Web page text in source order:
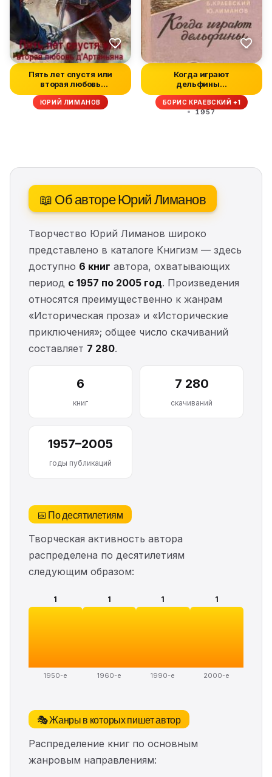
Пять лет спустя или
вторая любовь
д'Артаньяна
ЮРИЙ ЛИМАНОВ
Когда играют
дельфины…
БОРИС КРАЕВСКИЙ +1
1957
📖 Об авторе Юрий Лиманов
Творчество Юрий Лиманов широко
представлено в каталоге Книгизм — здесь
доступно 6 книг автора, охватывающих
период с 1957 по 2005 год. Произведения
относятся преимущественно к жанрам
«Историческая проза» и «Исторические
приключения»; общее число скачиваний
составляет 7 280.
6
книг
7 280
скачиваний
1957–2005
годы публикаций
📅 По десятилетиям
Творческая активность автора
распределена по десятилетиям
следующим образом:
1
1950-е
1
1960-е
1
1990-е
1
2000-е
🎭 Жанры в которых пишет автор
Распределение книг по основным
жанровым направлениям: